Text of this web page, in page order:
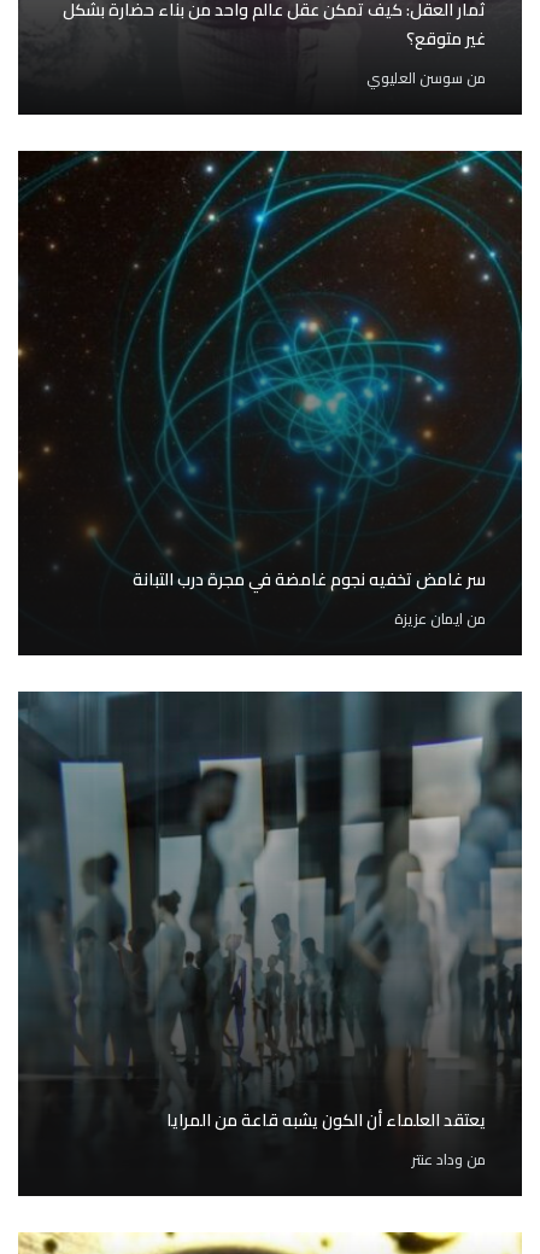
ثمار العقل: كيف تمكن عقل عالم واحد من بناء حضارة بشكل
غير متوقع؟
من سوسن العليوي
سر غامض تخفيه نجوم غامضة في مجرة درب التبانة
من ايمان عزيزة
يعتقد العلماء أن الكون يشبه قاعة من المرايا
من وداد عنتر